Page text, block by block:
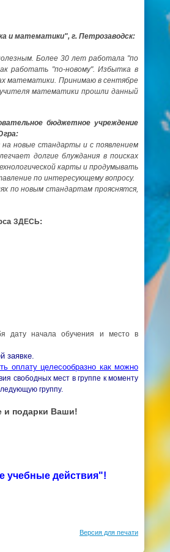
и математики", г. Петрозаводск:
Более 30 лет работала "по
работать "по-новому". Избытка в
математики. Принимаю в сентябре
математики прошли данный
бюджетное учреждение
на новые стандарты и с появлением
долгие блуждания в поисках
карты и продумывать
по интересующему вопросу.
по новым стандартам прояснятся,
ЗДЕСЬ:
дату начала обучения и место в
заявке.
оплату целесообразно как можно
свободных мест в группе к моменту
группу.
и подарки Ваши!
учебные действия"!
Версия для печати